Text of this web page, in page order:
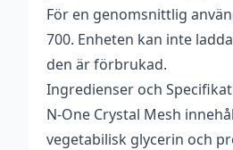
För en genomsnittlig
700. Enheten kan inte
den är förbrukad.
Ingredienser och
N-One Crystal Mesh
vegetabilisk glycerin och
Motstånd (ohm) 1,2 ohm